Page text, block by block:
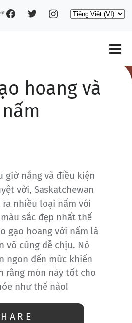
Social
Select
hoang và
nấm
giờ nắng và điều kiện
vời, Saskatchewan
ra nhiều loại nấm với
sắc đẹp nhất thế
gạo hoang với nấm là
vô cùng dễ chịu. Nó
ngon đến mức khiến
rằng món này tốt cho
như thế nào!